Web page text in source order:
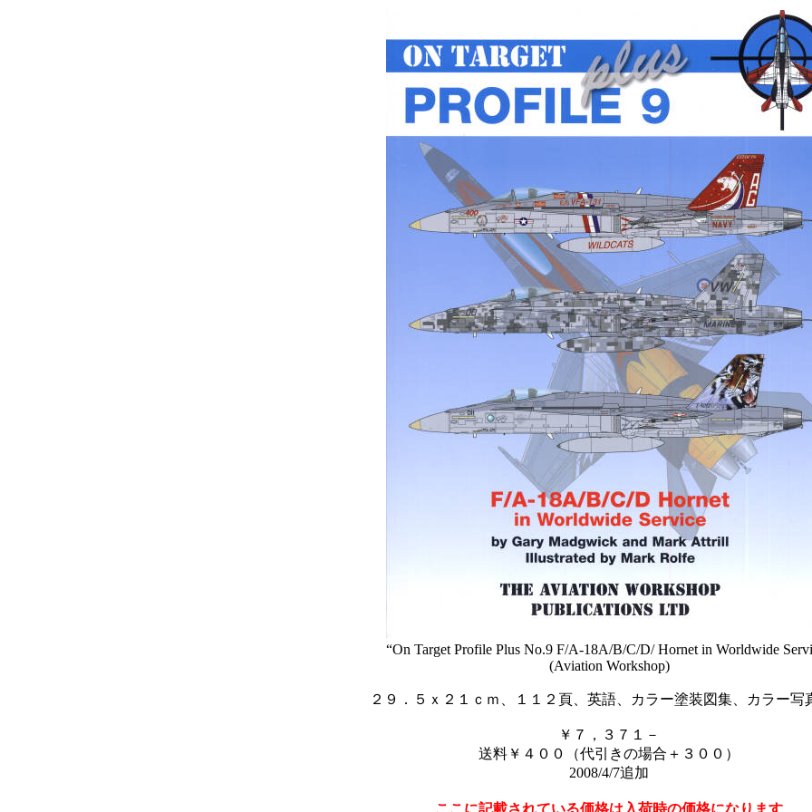
“On Target Profile Plus No.9 F/A-18A/B/C/D/ Hornet in Worldwide
(Aviation Workshop)
２９．５ｘ２１ｃｍ、１１２頁、英語、カラー塗装図集、カラー写
￥７，３７１－
送料￥４００（代引きの場合＋３００）
2008/4/7追加
ここに記載されている価格は入荷時の価格になります